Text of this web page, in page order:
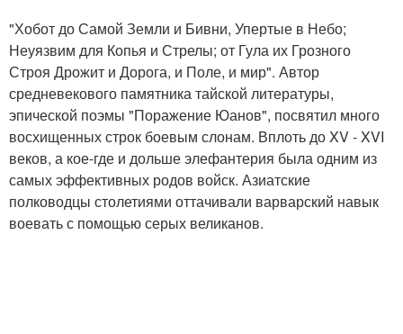
"Хобот до Самой Земли и Бивни, Упертые в Небо;
Неуязвим для Копья и Стрелы; от Гула их Грозного
Строя Дрожит и Дорога, и Поле, и мир". Автор
средневекового памятника тайской литературы,
эпической поэмы "Поражение Юанов", посвятил много
восхищенных строк боевым слонам. Вплоть до XV - XVI
веков, а кое-где и дольше элефантерия была одним из
самых эффективных родов войск. Азиатские
полководцы столетиями оттачивали варварский навык
воевать с помощью серых великанов.